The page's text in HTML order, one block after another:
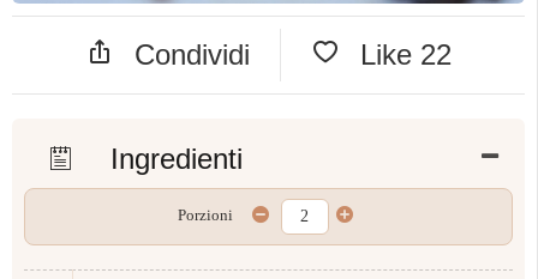
Condividi Like 22
Ingredienti
Porzioni